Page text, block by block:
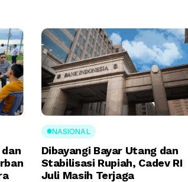
NASIONAL
Dibayangi Bayar Utang dan
Stabilisasi Rupiah, Cadev RI
Juli Masih Terjaga